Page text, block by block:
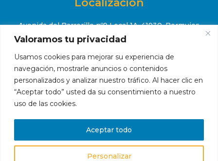
Valoramos tu privacidad
Usamos cookies para mejorar su experiencia de
navegación, mostrarle anuncios o contenidos
personalizados y analizar nuestro tráfico. Al hacer clic en
“Aceptar todo” usted da su consentimiento a nuestro
uso de las cookies.
Personalizar
Aceptar todo
Localización
Avenida del Barrerillo nº9 Local 1A, 41930, Bormujos
(Sevilla)
 +34 651 52 88 08
 contacto@makropiscinas.com